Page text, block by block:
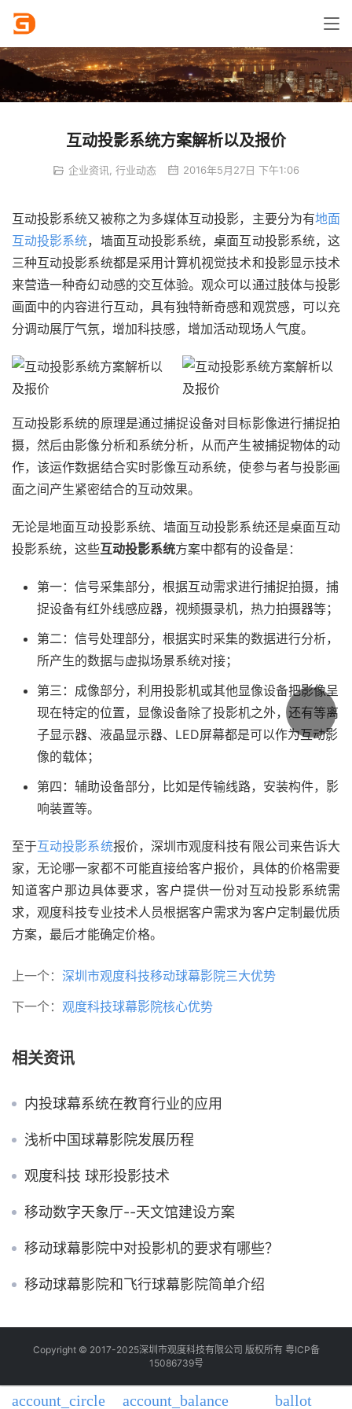
互动投影系统方案解析以及报价
企业资讯 行业动态 2016年5月27日 下午1:06
互动投影系统又被称之为多媒体互动投影，主要分为有地面
互动投影系统，墙面互动投影系统，桌面互动投影系统，这
三种互动投影系统都是采用计算机视觉技术和投影显示技术
来营造一种奇幻动感的交互体验。观众可以通过肢体与投影
画面中的内容进行互动，具有独特新奇感和观赏感，可以充
分调动展厅气氛，增加科技感，增加活动现场人气度。
互动投影系统的原理是通过捕捉设备对目标影像进行捕捉拍
摄，然后由影像分析和系统分析，从而产生被捕捉物体的动
作，该运作数据结合实时影像互动系统，使参与者与投影画
面之间产生紧密结合的互动效果。
无论是地面互动投影系统、墙面互动投影系统还是桌面互动
投影系统，这些互动投影系统方案中都有的设备是：
第一：信号采集部分，根据互动需求进行捕捉拍摄，捕
捉设备有红外线感应器，视频摄录机，热力拍摄器等；
第二：信号处理部分，根据实时采集的数据进行分析，
所产生的数据与虚拟场景系统对接；
第三：成像部分，利用投影机或其他显像设备把影像呈
现在特定的位置，显像设备除了投影机之外，还有等离
子显示器、液晶显示器、LED屏幕都是可以作为互动影
像的载体；
第四：辅助设备部分，比如是传输线路，安装构件，影
响装置等。
至于互动投影系统报价，深圳市观度科技有限公司来告诉大
家，无论哪一家都不可能直接给客户报价，具体的价格需要
知道客户那边具体要求，客户提供一份对互动投影系统需
求，观度科技专业技术人员根据客户需求为客户定制最优质
方案，最后才能确定价格。
上一个： 深圳市观度科技移动球幕影院三大优势
下一个： 观度科技球幕影院核心优势
相关资讯
内投球幕系统在教育行业的应用
浅析中国球幕影院发展历程
观度科技 球形投影技术
移动数字天象厅--天文馆建设方案
移动球幕影院中对投影机的要求有哪些？
移动球幕影院和飞行球幕影院简单介绍
Copyright © 2017-2025深圳市观度科技有限公司 版权所有 粤ICP备
15086739号
account_circle account_balance ballot